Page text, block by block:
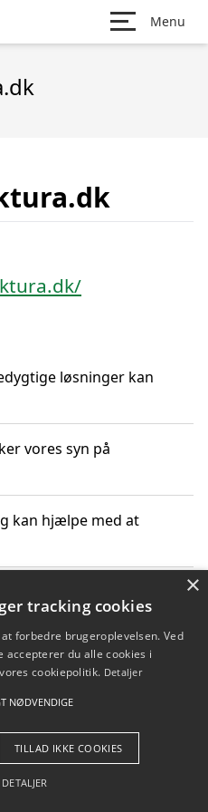
Menu
løsninger kan
vores syn på
kan hjælpe med at
online kan inspirere til
for at spare på
udledning
- Pilanto Aps
×
tracking cookies
forbedre brugeroplevelsen. Ved
accepterer du alle cookies i
cookiepolitik. Detaljer
NØDVENDIGE
TILLAD IKKE COOKIES